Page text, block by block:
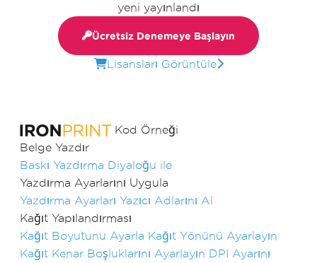
Kod Örneği
Belge Yazdır
Baskı Yazdırma Diyaloğu ile
Yazdırma Ayarlarını Uygula
Yazdırma Ayarları Yazıcı Adlarını Al
Kağıt Yapılandırması
Kağıt Boyutunu Ayarla Kağıt Yönünü Ayarlayın
Kağıt Kenar Boşluklarını Ayarlayın DPI Ayarını
yeni yayınlandı
Ücretsiz Denemeye Başlayın
Lisansları Görüntüle